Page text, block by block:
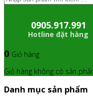
0905.917.991
Hotline đặt hàng
0 Giỏ hàng
Giỏ hàng không có sản
Danh mục sản phẩm